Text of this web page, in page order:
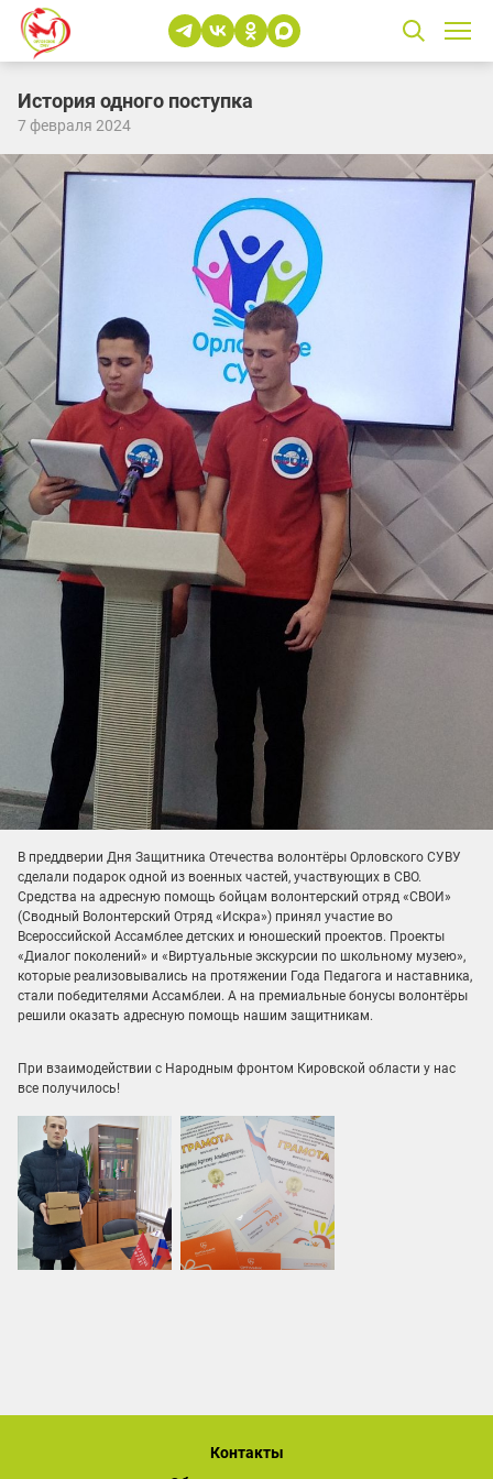
История одного поступка
7 февраля 2024
В преддверии Дня Защитника Отечества волонтёры Орловского СУВУ
сделали подарок одной из военных частей, участвующих в СВО.
Средства на адресную помощь бойцам волонтерский отряд «СВОИ»
(Сводный Волонтерский Отряд «Искра») принял участие во
Всероссийской Ассамблее детских и юношеский проектов. Проекты
«Диалог поколений» и «Виртуальные экскурсии по школьному музею»,
которые реализовывались на протяжении Года Педагога и наставника,
стали победителями Ассамблеи. А на премиальные бонусы волонтёры
решили оказать адресную помощь нашим защитникам.
При взаимодействии с Народным фронтом Кировской области у нас
все получилось!
Контакты